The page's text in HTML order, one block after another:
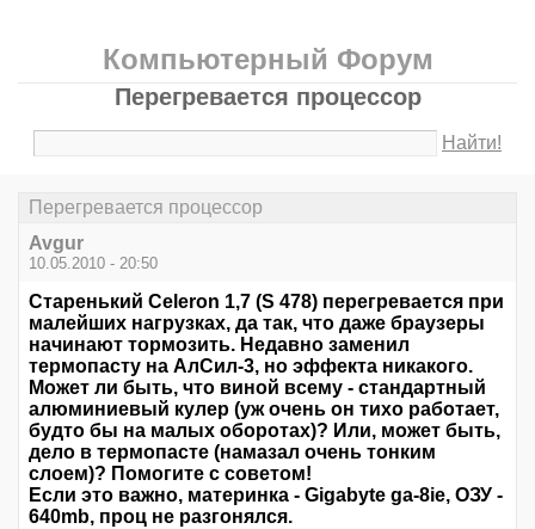
Компьютерный Форум
Перегревается процессор
Найти!
Перегревается процессор
Avgur
10.05.2010 - 20:50
Старенький Celeron 1,7 (S 478) перегревается при
малейших нагрузках, да так, что даже браузеры
начинают тормозить. Недавно заменил
термопасту на АлСил-3, но эффекта никакого.
Может ли быть, что виной всему - стандартный
алюминиевый кулер (уж очень он тихо работает,
будто бы на малых оборотах)? Или, может быть,
дело в термопасте (намазал очень тонким
слоем)? Помогите с советом!
Если это важно, материнка - Gigabyte ga-8ie, ОЗУ -
640mb, проц не разгонялся.